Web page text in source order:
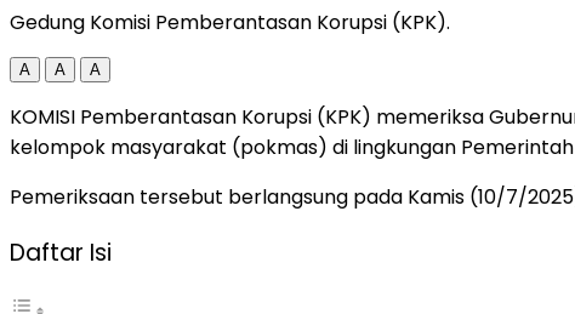
Gedung Komisi Pemberantasan Korupsi (KPK).
A A A
KOMISI Pemberantasan Korupsi (KPK) memeriksa
kelompok masyarakat (pokmas) di lingkungan Pemerintah
Pemeriksaan tersebut berlangsung pada Kamis (10/7/
Daftar Isi